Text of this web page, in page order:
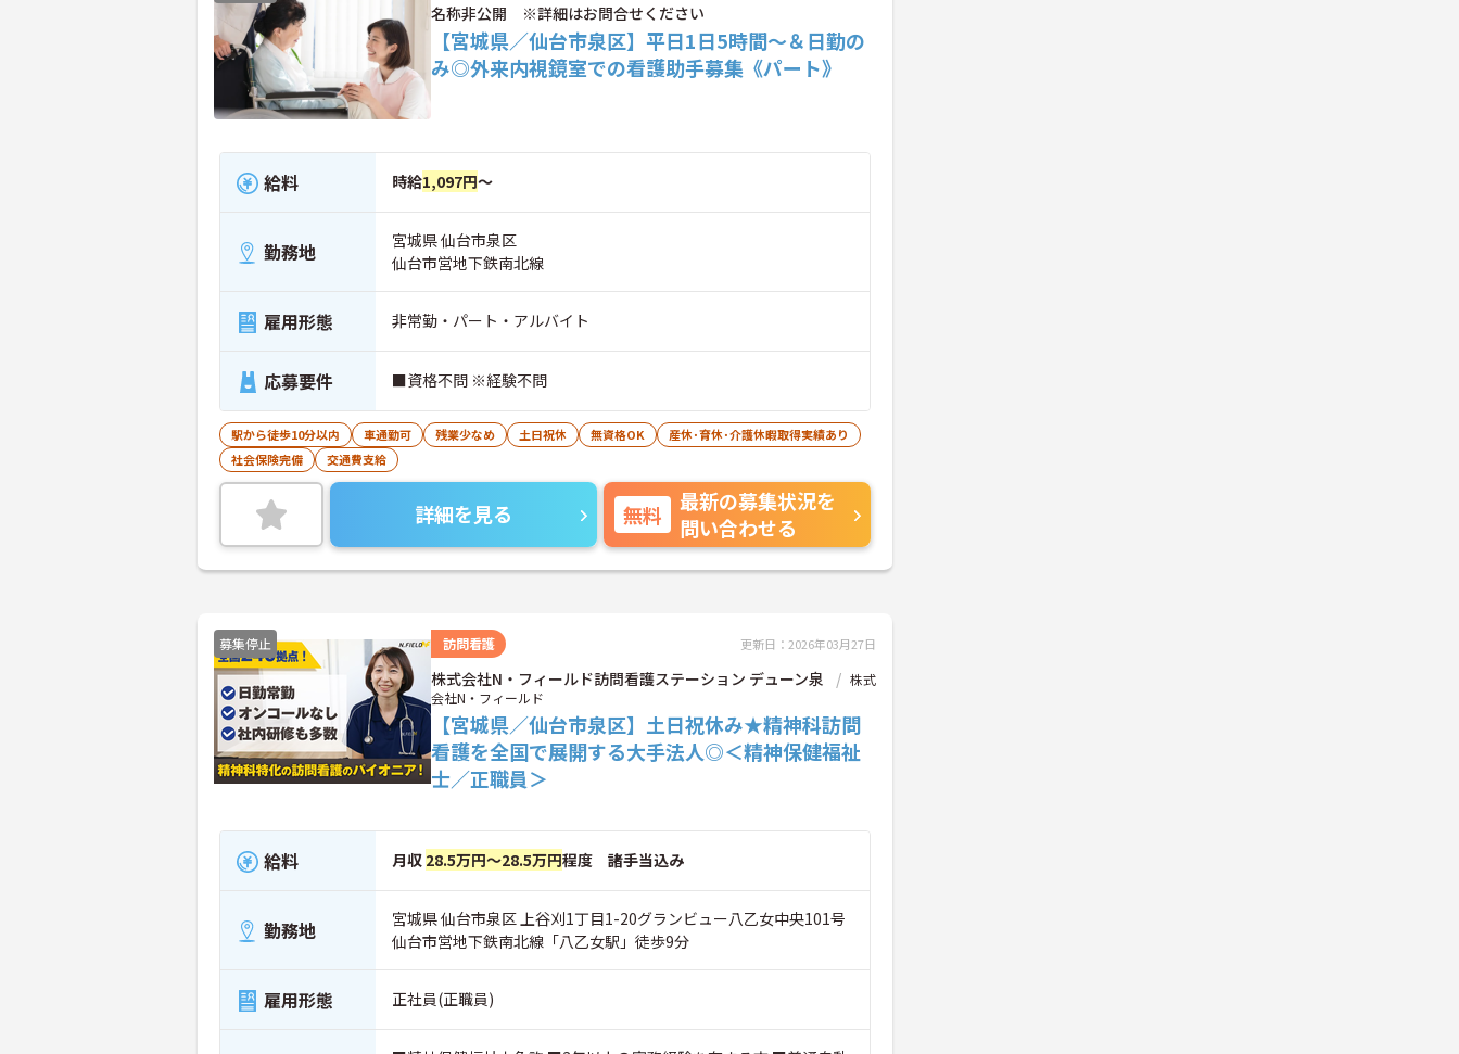
名称非公開 ※詳細はお問合せください
【宮城県／仙台市泉区】平日1日5時間～＆日勤の
み◎外来内視鏡室での看護助手募集《パート》
給料 時給1,097円～
勤務地
宮城県 仙台市泉区
仙台市営地下鉄南北線
雇用形態 非常勤・パート・アルバイト
応募要件 ■資格不問 ※経験不問
駅から徒歩10分以内 車通勤可 残業少なめ 土日祝休 無資格OK
産休･育休･介護休暇取得実績あり
社会保険完備
交通費支給
詳細を見る 無料
最新の募集状況を
問い合わせる
募集停止 訪問看護 更新日：2026年03月27日
株式会社N・フィールド訪問看護ステーション デューン泉
株式
会社N・フィールド
【宮城県／仙台市泉区】土日祝休み★精神科訪問
看護を全国で展開する大手法人◎＜精神保健福祉
士／正職員＞
給料 月収 28.5万円～28.5万円程度 諸手当込み
勤務地
宮城県 仙台市泉区 上谷刈1丁目1-20グランビュー八乙女中央101号
仙台市営地下鉄南北線「八乙女駅」徒歩9分
雇用形態 正社員(正職員)